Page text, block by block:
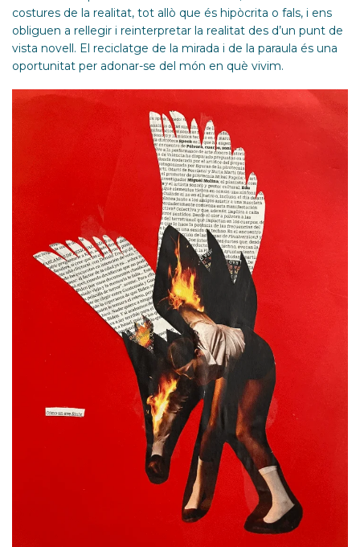
costures de la realitat, tot allò que és hipòcrita o fals, i ens
obliguen a rellegir i reinterpretar la realitat des d’un punt de
vista novell. El reciclatge de la mirada i de la paraula és una
oportunitat per adonar-se del món en què vivim.